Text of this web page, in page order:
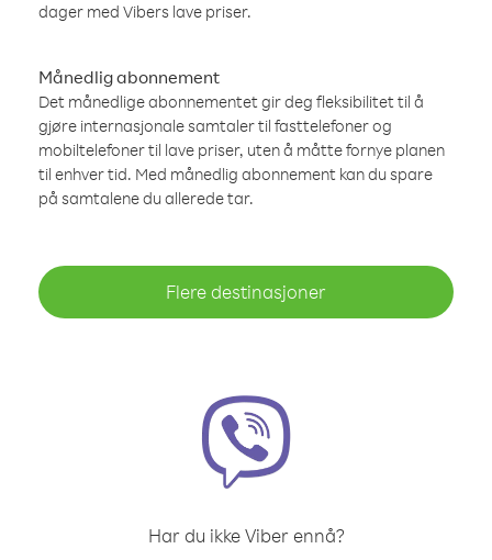
dager med Vibers lave priser.
Månedlig abonnement
Det månedlige abonnementet gir deg fleksibilitet til å
gjøre internasjonale samtaler til fasttelefoner og
mobiltelefoner til lave priser, uten å måtte fornye planen
til enhver tid. Med månedlig abonnement kan du spare
på samtalene du allerede tar.
Flere destinasjoner
Har du ikke Viber ennå?